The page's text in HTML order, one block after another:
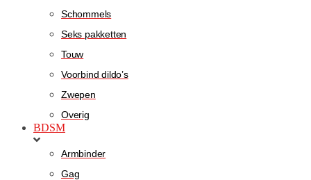
Schommels
Seks pakketten
Touw
Voorbind dildo’s
Zwepen
Overig
BDSM
Armbinder
Gag